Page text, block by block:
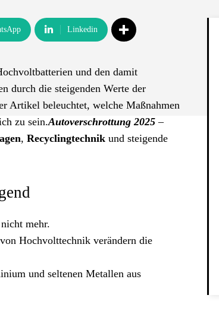
Linkedin
und den damit
durch die steigenden Werte der
Artikel beleuchtet, welche Maßnahmen
zu sein.Autoverschrottung 2025 –
, Recyclingtechnik und steigende
mehr.
Hochvolttechnik verändern die
und seltenen Metallen aus